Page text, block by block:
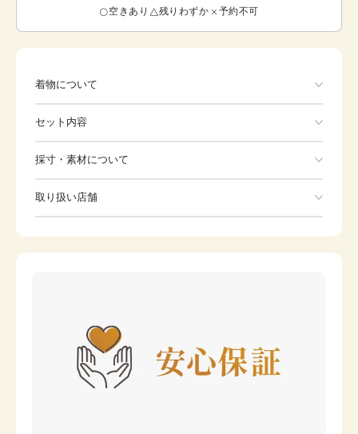
空きあり 残りわずか 予約不可
着物について
ボルである松葉、ゆったりと開いた扇の面に牡丹や桜など
中へと献上された七種の草花を束ねて段紙で扇状に包み、
水引で飾ったものを文様化したものであり、幅広い世代の
女性たちから典雅な趣があると人気を集めています。こち
らの黒留袖には、松葉と花扇だけではなく、“トントント
ン”と軽やかな音を奏でる鼓、長寿と子孫繁栄の象徴である
セット内容
※着付けに必要な一式をすべて含みます。
Kimono
Tabi Undergarment
採寸・素材について
身丈 165cm
取り扱い店舗